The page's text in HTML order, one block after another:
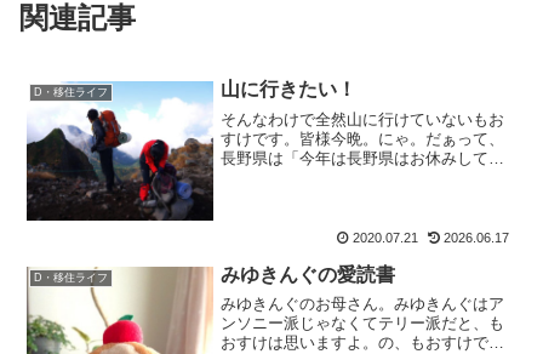
関連記事
D・移住ライフ 山に行きたい！
そんなわけで全然山に行けていないもお
すけです。皆様今晩。にゃ。だぁって、
長野県は「今年は長野県はお休みしてい
のでそれはホントよね確か...
2020.07.21 2026.06.17
D・移住ライフ みゆきんぐの愛読書
みゆきんぐのお母さん。みゆきんぐはア
ンソニー派じゃなくてテリー派だと、も
おすけは思いますよ。の、もおすけで